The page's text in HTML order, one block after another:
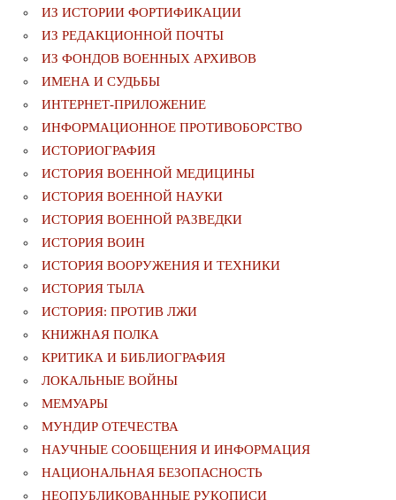
ИЗ ИСТОРИИ ФОРТИФИКАЦИИ
ИЗ РЕДАКЦИОННОЙ ПОЧТЫ
ИЗ ФОНДОВ ВОЕННЫХ АРХИВОВ
ИМЕНА И СУДЬБЫ
ИНТЕРНЕТ-ПРИЛОЖЕНИЕ
ИНФОРМАЦИОННОЕ ПРОТИВОБОРСТВО
ИСТОРИОГРАФИЯ
ИСТОРИЯ ВОЕННОЙ МЕДИЦИНЫ
ИСТОРИЯ ВОЕННОЙ НАУКИ
ИСТОРИЯ ВОЕННОЙ РАЗВЕДКИ
ИСТОРИЯ ВОИН
ИСТОРИЯ ВООРУЖЕНИЯ И ТЕХНИКИ
ИСТОРИЯ ТЫЛА
ИСТОРИЯ: ПРОТИВ ЛЖИ
КНИЖНАЯ ПОЛКА
КРИТИКА И БИБЛИОГРАФИЯ
ЛОКАЛЬНЫЕ ВОЙНЫ
МЕМУАРЫ
МУНДИР ОТЕЧЕСТВА
НАУЧНЫЕ СООБЩЕНИЯ И ИНФОРМАЦИЯ
НАЦИОНАЛЬНАЯ БЕЗОПАСНОСТЬ
НЕОПУБЛИКОВАННЫЕ РУКОПИСИ